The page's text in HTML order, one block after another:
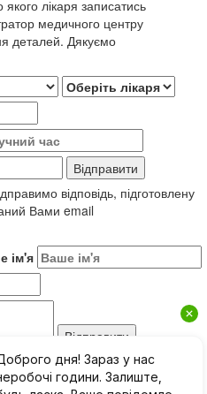
лікаря записатись
медичного центру
деталей. Дякуємо
відповідь, підготовлену
Вами email
ім'я
Результати до 01.06.2019